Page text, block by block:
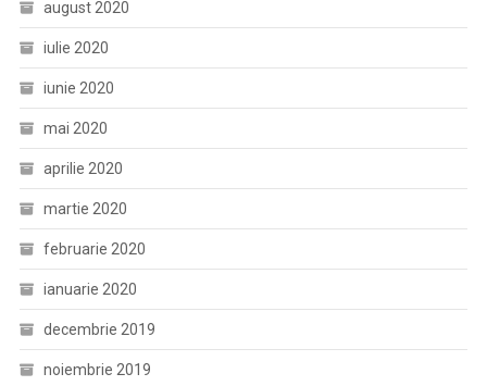
august 2020
iulie 2020
iunie 2020
mai 2020
aprilie 2020
martie 2020
februarie 2020
ianuarie 2020
decembrie 2019
noiembrie 2019